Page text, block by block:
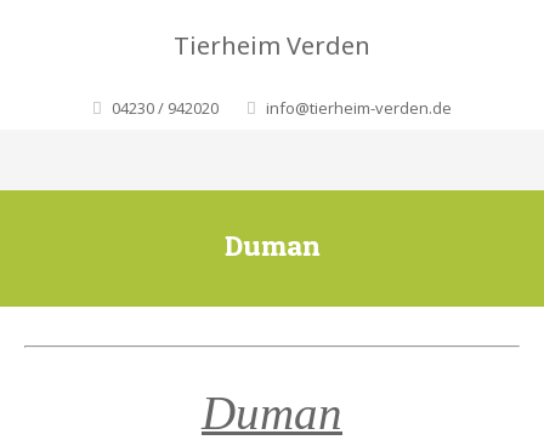
Tierheim Verden
04230 / 942020 info@tierheim-verden.de
Duman
Duman